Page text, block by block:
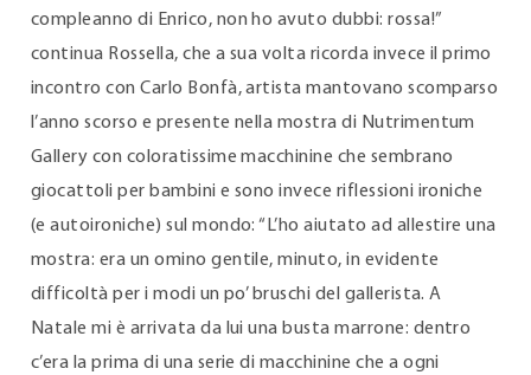
compleanno di Enrico, non ho avuto dubbi: rossa!”
continua Rossella, che a sua volta ricorda invece il primo
incontro con Carlo Bonfà, artista mantovano scomparso
l’anno scorso e presente nella mostra di Nutrimentum
Gallery con coloratissime macchinine che sembrano
giocattoli per bambini e sono invece riflessioni ironiche
(e autoironiche) sul mondo: “L’ho aiutato ad allestire una
mostra: era un omino gentile, minuto, in evidente
difficoltà per i modi un po’ bruschi del gallerista. A
Natale mi è arrivata da lui una busta marrone: dentro
c’era la prima di una serie di macchinine che a ogni